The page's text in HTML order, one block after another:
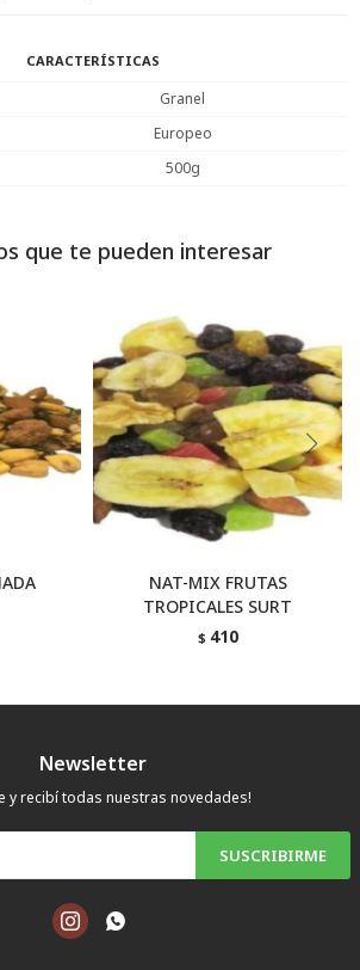
CARACTERÍSTICAS
Granel
Europeo
500g
que te pueden interesar
NAT-MIX FRUTAS
TROPICALES SURT
$ 410
Newsletter
y recibí todas nuestras novedades!
SUSCRIBIRME
 